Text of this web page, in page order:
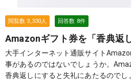
閲覧数 3,330人 回答数 8件
Amazonギフト券を「香典返
大手インターネット通販サイト
事があるのではないでしょうか。
香典返しにすると失礼にあたるのでし